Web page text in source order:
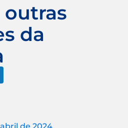
outras
da
de 2024